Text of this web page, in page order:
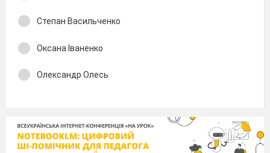
Степан Васильченко
Оксана Іваненко
Олександр Олесь